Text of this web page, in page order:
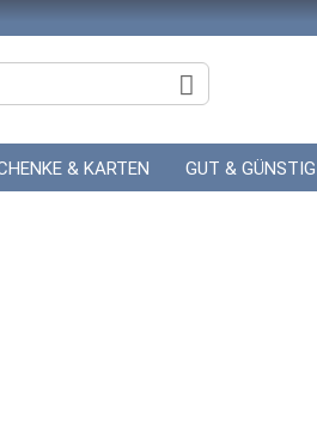
& KARTEN GUT & GÜNSTIG